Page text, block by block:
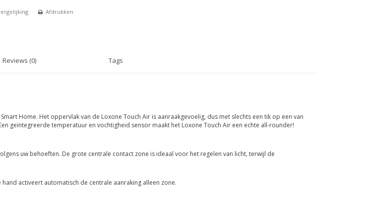
Afdrukken
Reviews (0) Tags
Home. Het oppervlak van de Loxone Touch Air is aanraakgevoelig, dus met slechts een tik op een van
geïntegreerde temperatuur en vochtigheid sensor maakt het Loxone Touch Air een echte all-rounder!
uw behoeften. De grote centrale contact zone is ideaal voor het regelen van licht, terwijl de
activeert automatisch de centrale aanraking alleen zone.